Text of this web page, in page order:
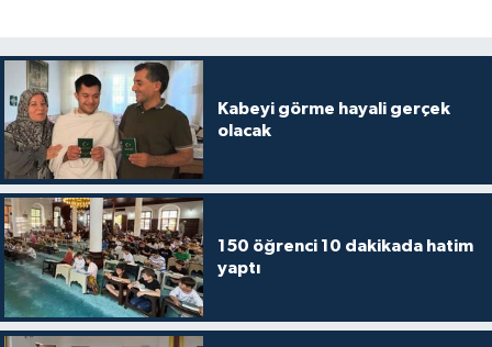
Kabeyi görme hayali gerçek
olacak
150 öğrenci 10 dakikada hatim
yaptı
Erzurum Müftülüğü
Eskişehir Müftülüğü
Gaziantep Müftülüğü
Giresun Müftülüğü
Gümüşhane Müftülüğü